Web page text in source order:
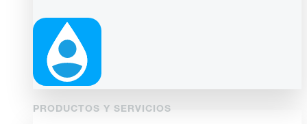
PRODUCTOS Y SERVICIOS